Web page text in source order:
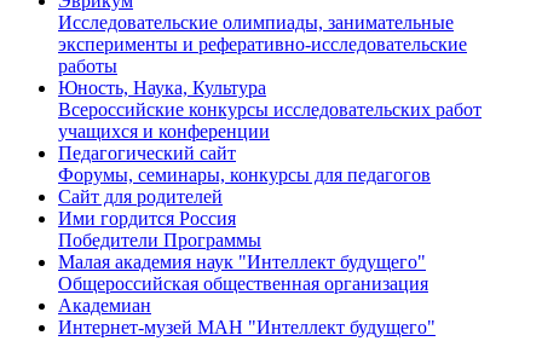
Исследовательские олимпиады, занимательные
эксперименты и реферативно-исследовательские
работы
Юность, Наука, Культура
Всероссийские конкурсы исследовательских работ
учащихся и конференции
Педагогический сайт
Форумы, семинары, конкурсы для педагогов
Сайт для родителей
Ими гордится Россия
Победители Программы
Малая академия наук "Интеллект будущего"
Общероссийская общественная организация
Академиан
Интернет-музей МАН "Интеллект будущего"